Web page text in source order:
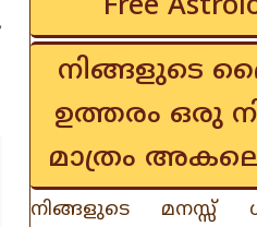
Free
നിങ്ങളുടെ
ഉത്തരം ഒരു
മാത്രം
നിങ്ങളുടെ മനസ്സ്